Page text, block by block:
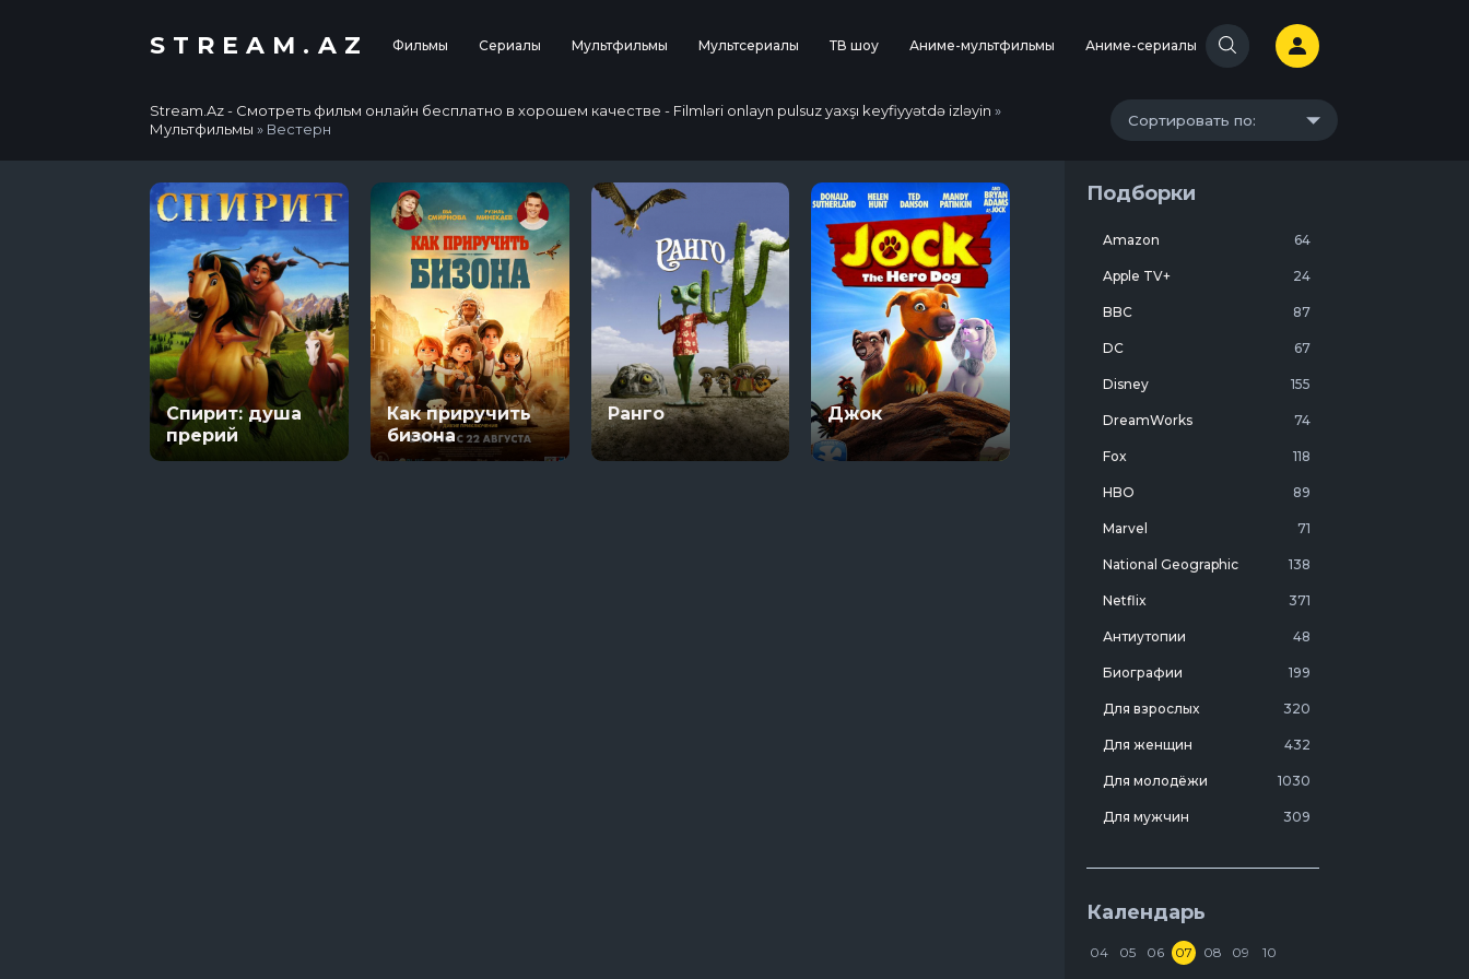
STREAM.AZ Фильмы Сериалы Мультфильмы Мультсериалы ТВ шоу Аниме-мультфильмы Аниме-сериалы
Stream.Az - Смотреть фильм онлайн бесплатно в хорошем качестве - Filmləri onlayn pulsuz yaxşı keyfiyyətdə izləyin »
Мультфильмы » Вестерн Сортировать по:
Спирит: душа
прерий
Как приручить
бизона
Ранго Джок
Подборки
Amazon 64
Apple TV+ 24
BBC 87
DC 67
Disney 155
DreamWorks 74
Fox 118
HBO 89
Marvel 71
National Geographic 138
Netflix 371
Антиутопии 48
Биографии 199
Для взрослых 320
Для женщин 432
Для молодёжи 1030
Для мужчин 309
Мотивирующие
На реальных событиях
Календарь
04 05 06 07 08 09 10